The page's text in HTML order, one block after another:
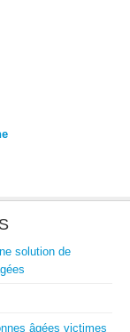
solution de
âgées victimes